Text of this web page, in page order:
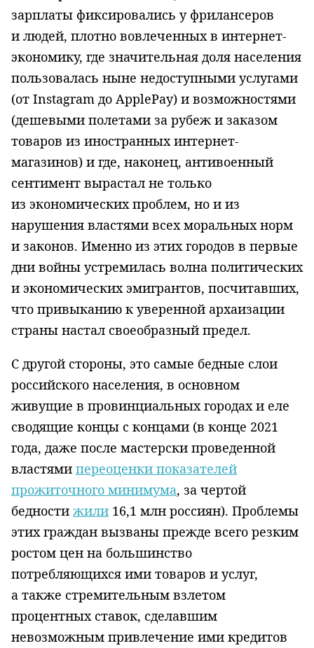
зарплаты фиксировались у фрилансеров
и людей, плотно вовлеченных в интернет-
экономику, где значительная доля населения
пользовалась ныне недоступными услугами
(от Instagram до ApplePay) и возможностями
(дешевыми полетами за рубеж и заказом
товаров из иностранных интернет-
магазинов) и где, наконец, антивоенный
сентимент вырастал не только
из экономических проблем, но и из
нарушения властями всех моральных норм
и законов. Именно из этих городов в первые
дни войны устремилась волна политических
и экономических эмигрантов, посчитавших,
что привыканию к уверенной архаизации
страны настал своеобразный предел.
С другой стороны, это самые бедные слои
российского населения, в основном
живущие в провинциальных городах и еле
сводящие концы с концами (в конце 2021
года, даже после мастерски проведенной
властями переоценки показателей
прожиточного минимума, за чертой
бедности жили 16,1 млн россиян). Проблемы
этих граждан вызваны прежде всего резким
ростом цен на большинство
потребляющихся ими товаров и услуг,
а также стремительным взлетом
процентных ставок, сделавшим
невозможным привлечение ими кредитов